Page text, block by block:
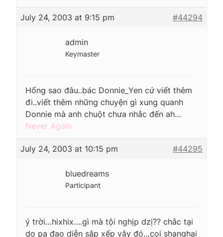
July 24, 2003 at 9:15 pm #44294
admin
Keymaster
Hổng sao đâu..bác Donnie_Yen cứ viết thêm
đi..viết thêm những chuyện gì xung quanh
Donnie mà anh chuột chưa nhắc đến ah…
Never Again
July 24, 2003 at 10:15 pm #44295
bluedreams
Participant
ý trời…hixhix….gì mà tội nghịp dzị?? chắc tại
do pa đạo diễn sắp xếp vậy đó…coi shanghai